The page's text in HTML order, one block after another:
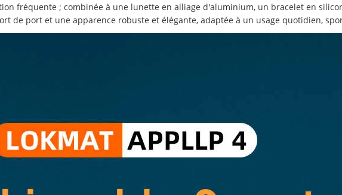
fréquente ; combinée à une lunette en alliage d'aluminium, un bracelet en
de port et une apparence robuste et élégante, adaptée à un usage quotidien,